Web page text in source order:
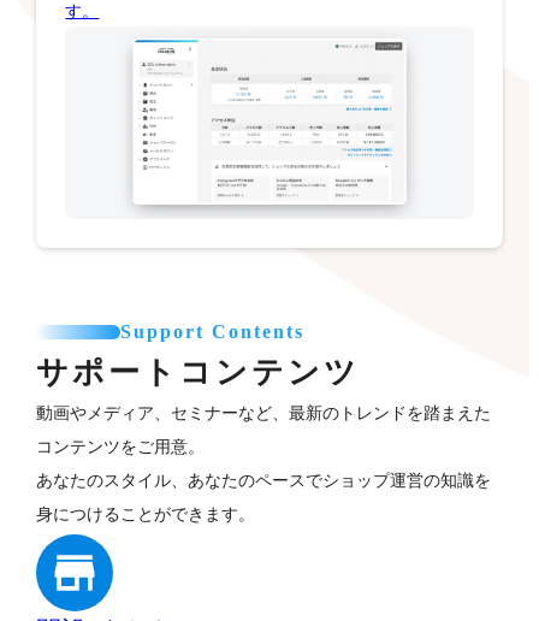
す。
Support Contents
サポートコンテンツ
動画やメディア、セミナーなど、最新のトレンドを踏まえた
コンテンツをご用意。
あなたのスタイル、あなたのペースでショップ運営の知識を
身につけることができます。